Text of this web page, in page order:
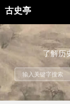
古史亭
了解历